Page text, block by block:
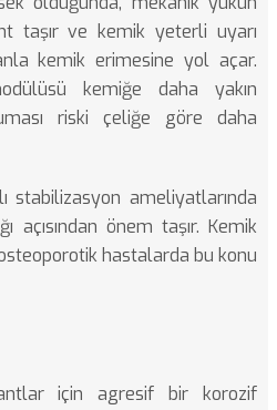
taşır ve kemik yeterli uyarı
kemik erimesine yol açar.
kemiğe daha yakın
riski çeliğe göre daha
stabilizasyon ameliyatlarında
açısından önem taşır. Kemik
hastalarda bu konu
için agresif bir korozif